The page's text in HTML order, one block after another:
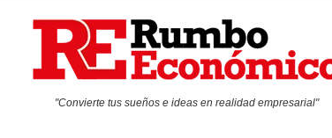
"Convierte tus sueños e ideas en realidad empresarial"